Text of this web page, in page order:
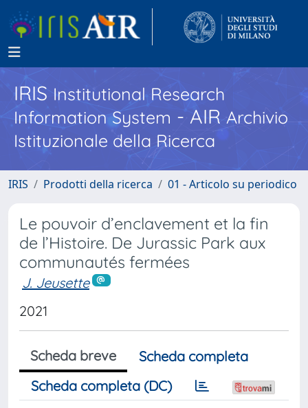
IRISInstitutional Research
Information System - AIR Archivio
Istituzionale della Ricerca
IRIS Prodotti della ricerca 01 - Articolo su periodico
Le pouvoir d’enclavement et la fin
de l’Histoire. De Jurassic Park aux
communautés fermées
J. Jeusette
2021
Scheda breve
Scheda completa
Scheda completa (DC)